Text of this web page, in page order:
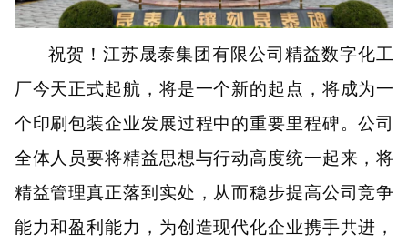
祝贺 ！ 江苏晟泰集团有限公司精益数字化工
厂今天正式起航，将是一个新的起点，将成为一
个印刷包装企业发展过程中的重要里程碑。公司
全体人员要将精益思想与行动高度统一起来，将
精益管理真正落到实处，从而稳步提高公司竞争
能力和盈利能力，为创造现代化企业携手共进，